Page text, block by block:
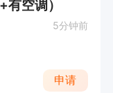
空调）
5分钟前
申请